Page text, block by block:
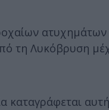
τη Λυκόβρυση
καταγράφεται